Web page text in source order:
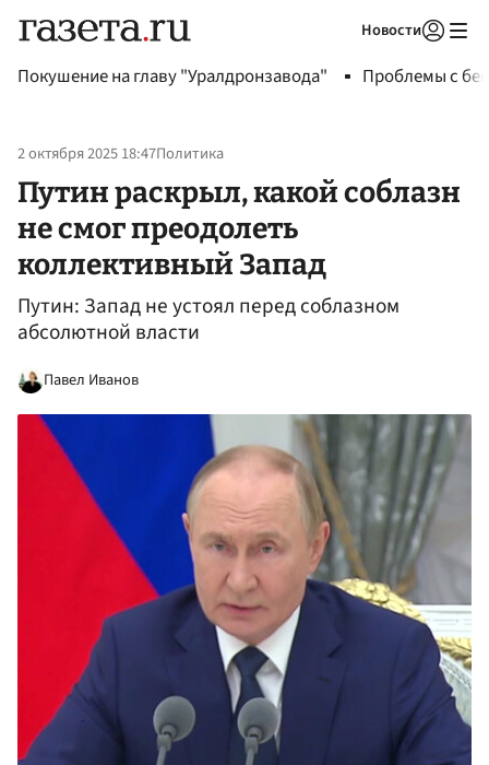
Новости
Покушение на главу "Уралдронзавода" Проблемы с
2 октября 2025 18:47Политика
Путин раскрыл, какой соблазн
не смог преодолеть
коллективный Запад
Путин: Запад не устоял перед соблазном
абсолютной власти
Павел Иванов